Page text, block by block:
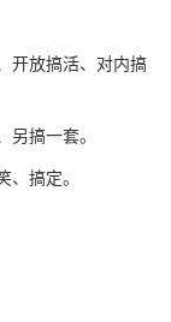
放搞活、对内搞
搞一套。
搞定。